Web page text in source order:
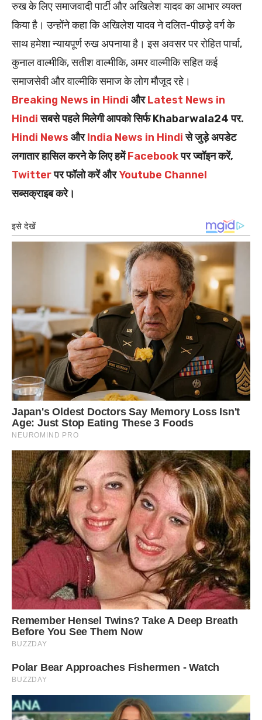
रुख के लिए समाजवादी पार्टी और अखिलेश यादव का आभार व्यक्त
किया है। उन्होंने कहा कि अखिलेश यादव ने दलित-पीछड़े वर्ग के
साथ हमेशा न्यायपूर्ण रुख अपनाया है। इस अवसर पर रोहित पार्चा,
कुनाल वाल्मीकि, सतीश वाल्मीकि, अमर वाल्मीकि सहित कई
समाजसेवी और वाल्मीकि समाज के लोग मौजूद रहे।
Breaking News in Hindi औरLatest News in
Hindiसबसे पहले मिलेगी आपको सिर्फ Khabarwala24 पर.
Hindi News औरIndia News in Hindiसे जुड़े अपडेट
लगातार हासिल करने के लिए हमेंFacebookपर ज्वॉइन करें,
Twitterपर फॉलो करें औरYoutube Channel
सब्सक्राइब करे।